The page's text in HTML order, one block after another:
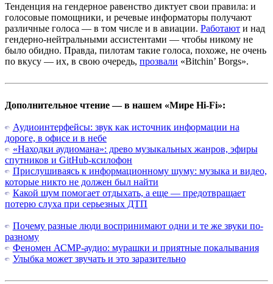
Тенденция на гендерное равенство диктует свои правила: и
голосовые помощники, и речевые информаторы получают
различные голоса — в том числе и в авиации. Работают и над
гендерно-нейтральными ассистентами — чтобы никому не
было обидно. Правда, пилотам такие голоса, похоже, не очень
по вкусу — их, в свою очередь, прозвали «Bitchin’ Borgs».
Дополнительное чтение — в нашем «Мире Hi-Fi»:
Аудиоинтерфейсы: звук как источник информации на
дороге, в офисе и в небе
«Находки аудиомана»: древо музыкальных жанров, эфиры
спутников и GitHub-ксилофон
Прислушиваясь к информационному шуму: музыка и видео,
которые никто не должен был найти
Какой шум помогает отдыхать, а еще — предотвращает
потерю слуха при серьезных ДТП
Почему разные люди воспринимают одни и те же звуки по-
разному
Феномен АСМР-аудио: мурашки и приятные покалывания
Улыбка может звучать и это заразительно